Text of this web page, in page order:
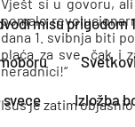
misu prigodom
svece Izložba
pomalo
dana 1. svibnja biti
plaća za sve, čak i
neradnici!“
Isus je zatim